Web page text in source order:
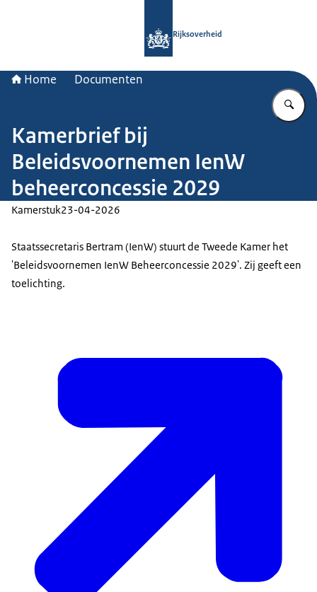
Rijksoverheid
Home Documenten
Kamerbrief bij
Beleidsvoornemen IenW
beheerconcessie 2029
Kamerstuk23-04-2026
Staatssecretaris Bertram (IenW) stuurt de Tweede Kamer het
'Beleidsvoornemen IenW Beheerconcessie 2029'. Zij geeft een
toelichting.